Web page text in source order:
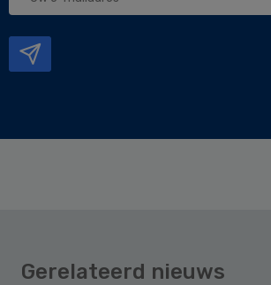
Gerelateerd nieuws